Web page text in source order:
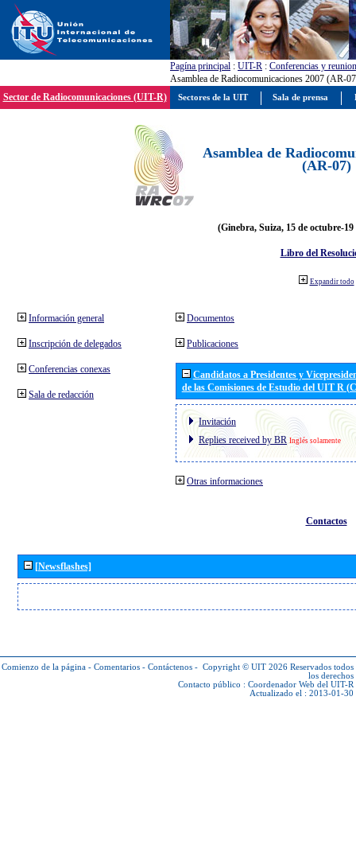
Pagína principal : UIT-R : Conferencias y
Asamblea de Radiocomunicaciones 2007 (AR-
Sector de Radiocomunicaciones (UIT-R)
Asamblea de
(AR-07)
(Ginebra, Suiza, 15 de octubre-19
Libro del
Expandir todo
Información general
Inscripción de delegados
Conferencias conexas
Sala de redacción
Documentos
Publicaciones
Candidatos a Presidentes y
de las Comisiones de Estudio del UIT R
Invitación
Replies received by BR Inglés solamente
Otras informaciones
Contactos
[Newsflashes]
Comienzo de la página - Comentarios - Contáctenos - Copyright © UIT 2026 Reservados todos
los derechos
Contacto público : Coordenador Web del UIT-R
Actualizado el : 2013-01-30
Sectores de la UIT Sala de prensa